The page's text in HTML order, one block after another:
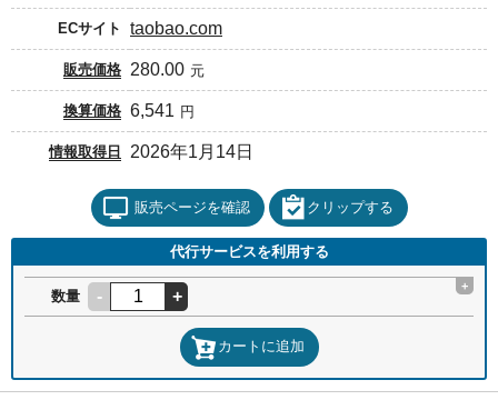
ECサイト taobao.com
販売価格 280.00 元
換算価格 6,541 円
情報取得日 2026年1月14日
販売ページを確認 クリップする
代行サービスを利用する
数量 - +
+
カートに追加